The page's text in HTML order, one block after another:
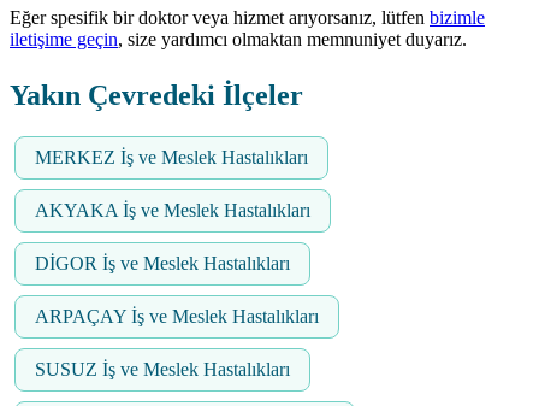
Eğer spesifik bir doktor veya hizmet arıyorsanız, lütfen bizimle
iletişime geçin, size yardımcı olmaktan memnuniyet duyarız.
Yakın Çevredeki İlçeler
MERKEZ İş ve Meslek Hastalıkları
AKYAKA İş ve Meslek Hastalıkları
DİGOR İş ve Meslek Hastalıkları
ARPAÇAY İş ve Meslek Hastalıkları
SUSUZ İş ve Meslek Hastalıkları